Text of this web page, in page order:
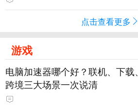
点击查看更多
游戏
电脑加速器哪个好？联机、下载、
跨境三大场景一次说清